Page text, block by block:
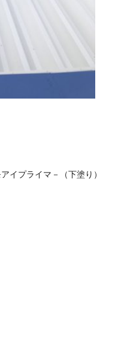
イプライマ－（下塗り）